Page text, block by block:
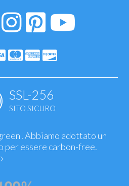
SSL-256
SITO SICURO
Abbiamo adottato un
per essere carbon-free.